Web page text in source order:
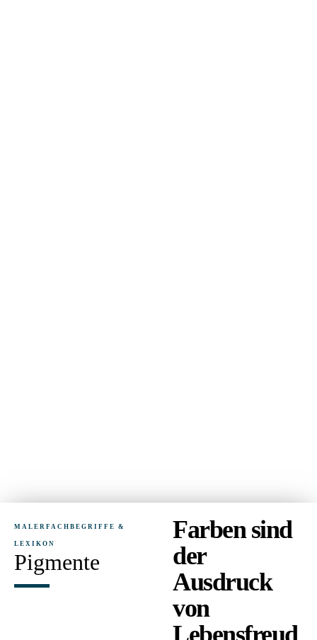
MALERFACHBEGRIFFE &
LEXIKON
Pigmente
Farben sind
der
Ausdruck
von
Lebensfreud